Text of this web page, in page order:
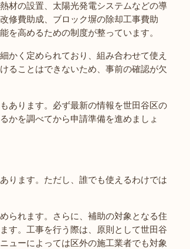
材の設置、太陽光発電システムなどの導
修費助成、ブロック塀の除却工事費助
を高めるための制度が整っています。
かく定められており、組み合わせて使え
ることはできないため、事前の確認が欠
あります。必ず最新の情報を世田谷区の
かを調べてから申請準備を進めましょ
ります。ただし、誰でも使えるわけでは
られます。さらに、補助の対象となる住
す。工事を行う際は、原則として世田谷
ューによっては区外の施工業者でも対象